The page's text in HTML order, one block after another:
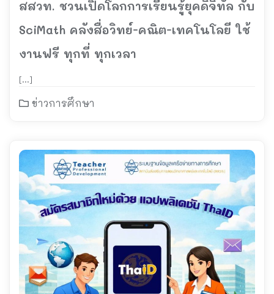
สสวท. ชวนเปิดโลกการเรียนรู้ยุคดิจิทัล กับ
SciMath คลังสื่อวิทย์-คณิต-เทคโนโลยี ใช้
งานฟรี ทุกที่ ทุกเวลา
[…]
ข่าวการศึกษา